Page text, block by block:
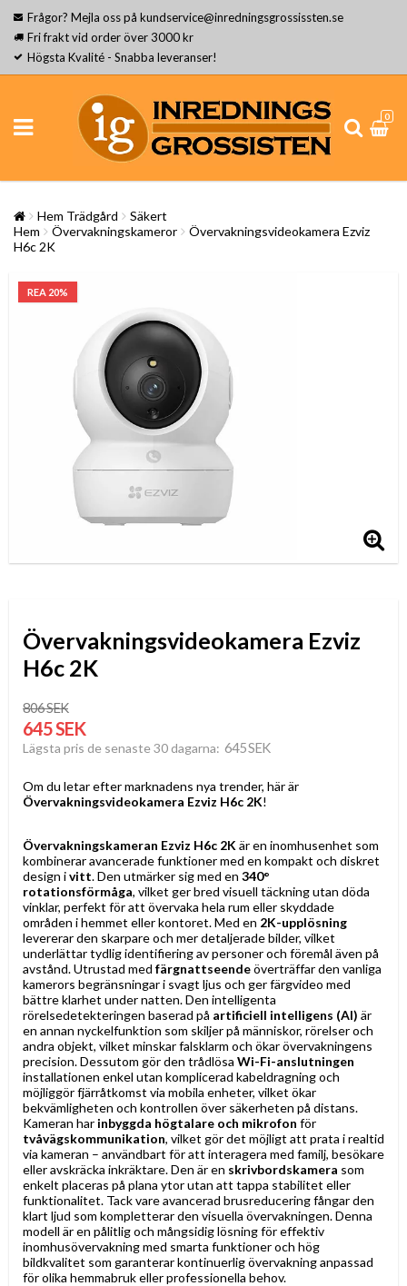
Frågor? Mejla oss på kundservice@inredningsgrossissten.se
Fri frakt vid order över 3000 kr
Högsta Kvalité - Snabba leveranser!
0
Hem Trädgård
Säkert
Hem
Övervakningskameror
Övervakningsvideokamera Ezviz
H6c 2K
REA 20%
Övervakningsvideokamera Ezviz
H6c 2K
806 SEK
645 SEK
Lägsta pris de senaste 30 dagarna 645 SEK
Om du letar efter marknadens nya trender, här är
Övervakningsvideokamera Ezviz H6c 2K!
Övervakningskameran Ezviz H6c 2K är en inomhusenhet som
kombinerar avancerade funktioner med en kompakt och diskret
design ivitt. Den utmärker sig med en 340°
rotationsförmåga, vilket ger bred visuell täckning utan döda
vinklar, perfekt för att övervaka hela rum eller skyddade
områden i hemmet eller kontoret. Med en 2K-upplösning
levererar den skarpare och mer detaljerade bilder, vilket
underlättar tydlig identifiering av personer och föremål även på
avstånd. Utrustad med färgnattseendeöverträffar den vanliga
kamerors begränsningar i svagt ljus och ger färgvideo med
bättre klarhet under natten. Den intelligenta
rörelsedetekteringen baserad på artificiell intelligens (AI) är
en annan nyckelfunktion som skiljer på människor, rörelser och
andra objekt, vilket minskar falsklarm och ökar övervakningens
precision. Dessutom gör den trådlösa Wi-Fi-anslutningen
installationen enkel utan komplicerad kabeldragning och
möjliggör fjärråtkomst via mobila enheter, vilket ökar
bekvämligheten och kontrollen över säkerheten på distans.
Kameran har inbyggda högtalare och mikrofon för
tvåvägskommunikation, vilket gör det möjligt att prata i realtid
via kameran – användbart för att interagera med familj, besökare
eller avskräcka inkräktare. Den är en skrivbordskamera som
enkelt placeras på plana ytor utan att tappa stabilitet eller
funktionalitet. Tack vare avancerad brusreducering fångar den
klart ljud som kompletterar den visuella övervakningen. Denna
modell är en pålitlig och mångsidig lösning för effektiv
inomhusövervakning med smarta funktioner och hög
bildkvalitet som garanterar kontinuerlig övervakning anpassad
för olika hemmabruk eller professionella behov.